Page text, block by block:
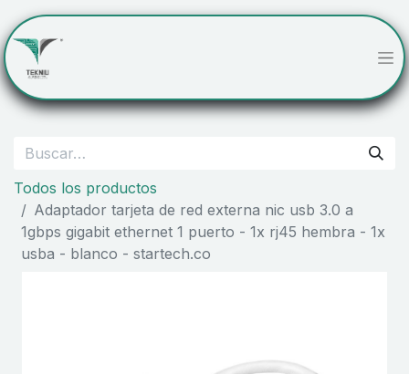
Todos los productos
Adaptador tarjeta de red externa nic usb 3.0 a
1gbps gigabit ethernet 1 puerto - 1x rj45 hembra - 1x
usba - blanco - startech.co